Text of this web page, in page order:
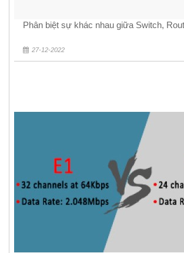
Phân biệt sự khác nhau giữa Switch,
27-12-2022